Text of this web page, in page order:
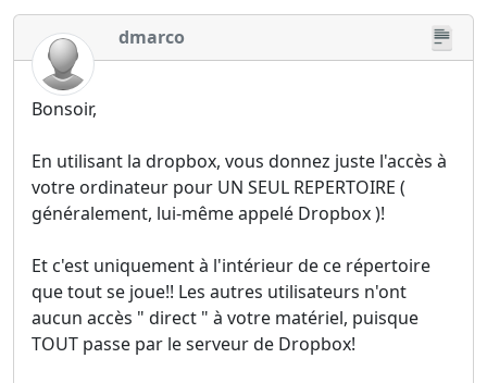
dmarco
Bonsoir,
En utilisant la dropbox, vous donnez juste l'accès à
votre ordinateur pour UN SEUL REPERTOIRE (
généralement, lui-même appelé Dropbox )!
Et c'est uniquement à l'intérieur de ce répertoire
que tout se joue!! Les autres utilisateurs n'ont
aucun accès " direct " à votre matériel, puisque
TOUT passe par le serveur de Dropbox!